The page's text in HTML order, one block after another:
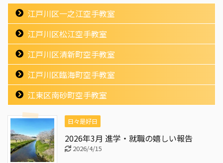
江戸川区一之江空手教室
江戸川区松江空手教室
江戸川区清新町空手教室
江戸川区臨海町空手教室
江東区南砂町空手教室
日々是好日
2026年3月 進学・就職の嬉しい報告
2026/4/15